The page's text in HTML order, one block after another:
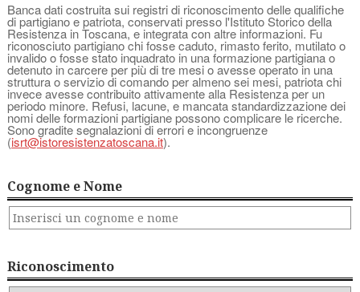
Banca dati costruita sui registri di riconoscimento delle qualifiche
di partigiano e patriota, conservati presso l'Istituto Storico della
Resistenza in Toscana, e integrata con altre informazioni. Fu
riconosciuto partigiano chi fosse caduto, rimasto ferito, mutilato o
invalido o fosse stato inquadrato in una formazione partigiana o
detenuto in carcere per più di tre mesi o avesse operato in una
struttura o servizio di comando per almeno sei mesi, patriota chi
invece avesse contribuito attivamente alla Resistenza per un
periodo minore. Refusi, lacune, e mancata standardizzazione dei
nomi delle formazioni partigiane possono complicare le ricerche.
Sono gradite segnalazioni di errori e incongruenze
(isrt@istoresistenzatoscana.it).
Cognome e Nome
Riconoscimento